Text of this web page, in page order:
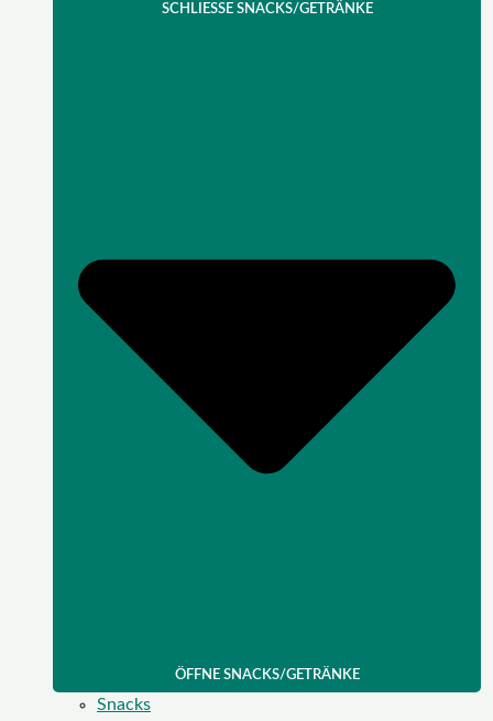
SCHLIESSE SNACKS/GETRÄNKE
ÖFFNE SNACKS/GETRÄNKE
Snacks